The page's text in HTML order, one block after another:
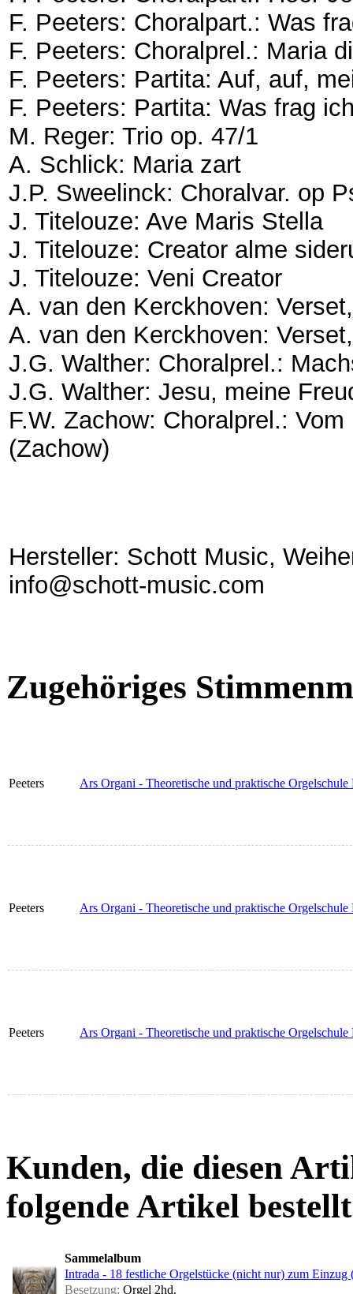
F. Peeters: Choralpart.: Was
F. Peeters: Choralprel.: Maria
F. Peeters: Partita: Auf, auf,
F. Peeters: Partita: Was frag
M. Reger: Trio op. 47/1
A. Schlick: Maria zart
J.P. Sweelinck: Choralvar. op
J. Titelouze: Ave Maris Stella
J. Titelouze: Creator alme
J. Titelouze: Veni Creator
A. van den Kerckhoven:
A. van den Kerckhoven:
J.G. Walther: Choralprel.:
J.G. Walther: Jesu, meine
F.W. Zachow: Choralprel.:
(Zachow)
Hersteller: Schott Music,
info@schott-music.com
Zugehöriges
Peeters Ars Organi - Theoretische und praktische Orgelschule
Peeters Ars Organi - Theoretische und praktische Orgelschule
Peeters Ars Organi - Theoretische und praktische Orgelschule
Kunden, die diesen
folgende Artikel
Sammelalbum
Intrada - 18 festliche Orgelstücke (nicht nur) zum Einzug
Besetzung: Orgel 2hd.